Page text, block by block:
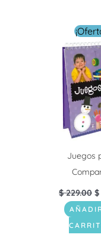
Juegos
$229.00
El
$
$